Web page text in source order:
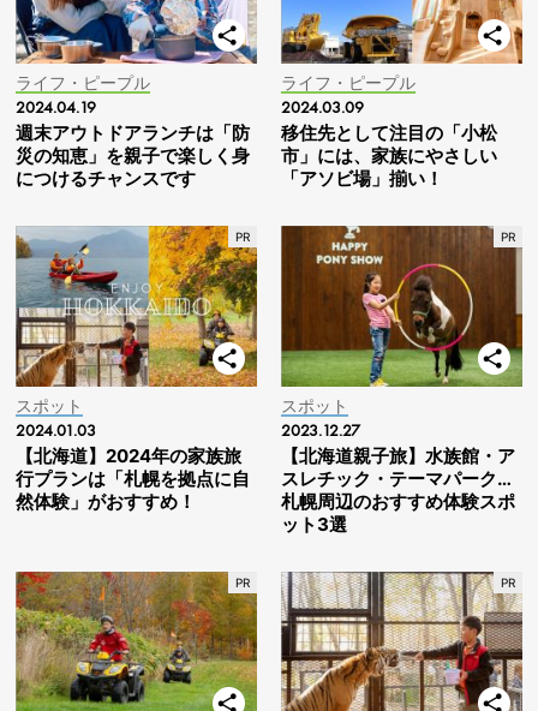
ライフ・ピープル
2024.04.19
週末アウトドアランチは「防
災の知恵」を親子で楽しく身
につけるチャンスです
ライフ・ピープル
2024.03.09
移住先として注目の「小松
市」には、家族にやさしい
「アソビ場」揃い！
スポット
2024.01.03
【北海道】2024年の家族旅
行プランは「札幌を拠点に自
然体験」がおすすめ！
スポット
2023.12.27
【北海道親子旅】水族館・ア
スレチック・テーマパーク…
札幌周辺のおすすめ体験スポ
ット3選